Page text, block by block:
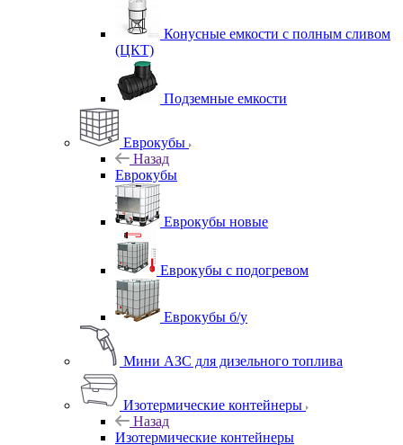
Конусные емкости с полным сливом
(ЦКТ)
Подземные емкости
Еврокубы
Назад
Еврокубы
Еврокубы новые
Еврокубы с подогревом
Еврокубы б/у
Мини АЗС для дизельного топлива
Изотермические контейнеры
Назад
Изотермические контейнеры